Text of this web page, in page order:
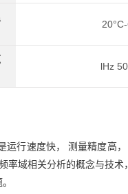
lHz
行速度快， 测量精度高
率域相关分析的概念与技